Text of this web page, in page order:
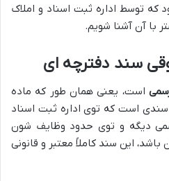
که توسط اداره ثبت اسناد و املاک
با آن آشنا شویم.
سند دفترچه ای
است، یعنی همان طور که ماده
سندی است که توی اداره ثبت اسناد
دیگه و توی حدود وظایف شون
این سند کاملاً معتبر و قانونی